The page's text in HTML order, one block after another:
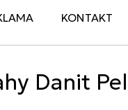
KONTAKT
Danit